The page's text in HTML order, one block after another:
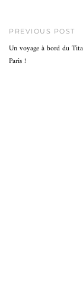
PREVIOUS POST
Un voyage à bord du
Paris !